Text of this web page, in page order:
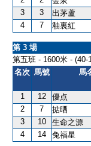
3
3 出茅蘆
4
7 釉裏紅
第 3 場
第五班 - 1600米 -
名次 馬號 馬
1 12 優点
2
7 掂晒
3
10 生命之源
4
14 兔福星